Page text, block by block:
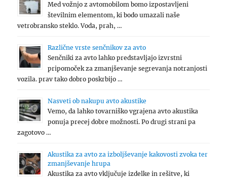
Med vožnjo z avtomobilom bomo izpostavljeni
številnim elementom, ki bodo umazali naše
vetrobransko steklo. Voda, prah, …
Različne vrste senčnikov za avto
Senčniki za avto lahko predstavljajo izvrstni
pripomoček za zmanjševanje segrevanja notranjosti
vozila. prav tako dobro poskrbijo …
Nasveti ob nakupu avto akustike
Vemo, da lahko tovarniško vgrajena avto akustika
ponuja precej dobre možnosti. Po drugi strani pa
zagotovo …
Akustika za avto za izboljševanje kakovosti zvoka ter
zmanjševanje hrupa
Akustika za avto vključuje izdelke in rešitve, ki